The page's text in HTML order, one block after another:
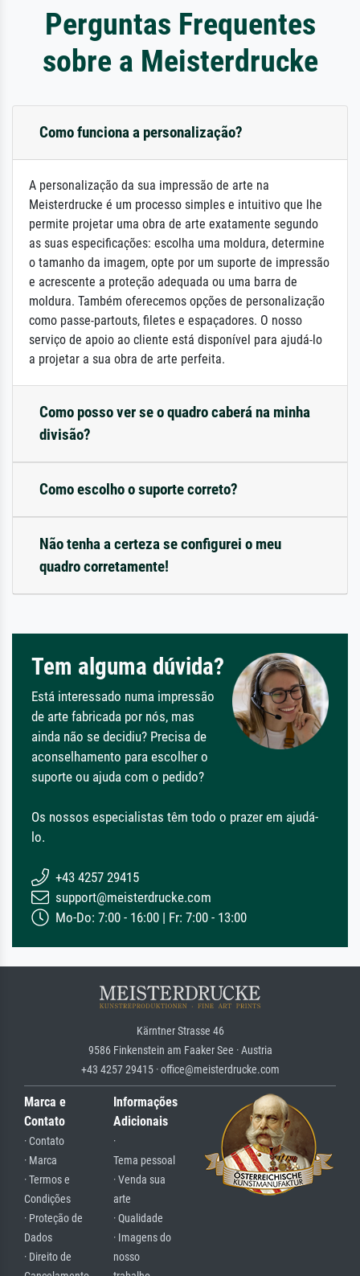
Perguntas Frequentes
sobre a Meisterdrucke
Como funciona a personalização?
A personalização da sua impressão de arte na
Meisterdrucke é um processo simples e intuitivo que lhe
permite projetar uma obra de arte exatamente segundo
as suas especificações: escolha uma moldura, determine
o tamanho da imagem, opte por um suporte de impressão
e acrescente a proteção adequada ou uma barra de
moldura. Também oferecemos opções de personalização
como passe-partouts, filetes e espaçadores. O nosso
serviço de apoio ao cliente está disponível para ajudá-lo
a projetar a sua obra de arte perfeita.
Como posso ver se o quadro caberá na minha
divisão?
Como escolho o suporte correto?
Não tenha a certeza se configurei o meu
quadro corretamente!
Tem alguma dúvida?
Está interessado numa impressão
de arte fabricada por nós, mas
ainda não se decidiu? Precisa de
aconselhamento para escolher o
suporte ou ajuda com o pedido?
Os nossos especialistas têm todo o prazer em ajudá-
lo.
+43 4257 29415
support@meisterdrucke.com
Mo-Do: 7:00 - 16:00 | Fr: 7:00 - 13:00
Kärntner Strasse 46
9586 Finkenstein am Faaker See · Austria
+43 4257 29415 · office@meisterdrucke.com
Marca e
Contato
· Contato
· Marca
· Termos e
Condições
· Proteção de
Dados
· Direito de
Informações
Adicionais
·
Tema pessoal
· Venda sua
arte
· Qualidade
· Imagens do
nosso